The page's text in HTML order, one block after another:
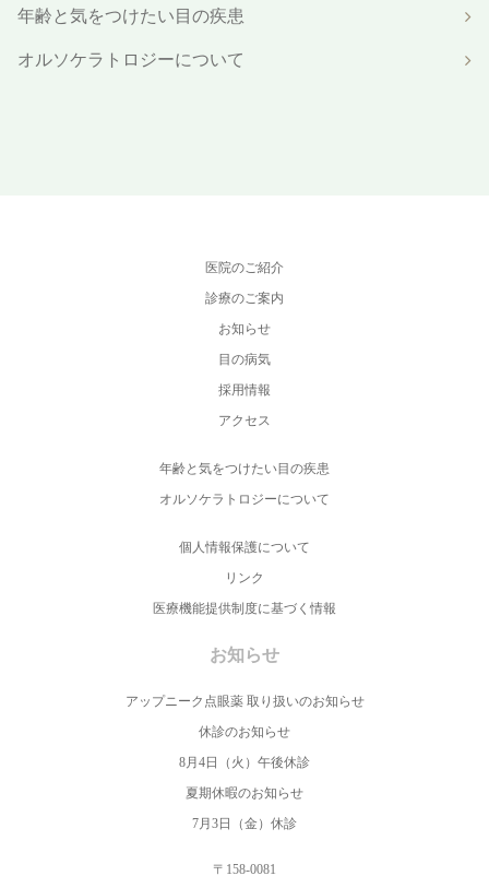
年齢と気をつけたい目の疾患
オルソケラトロジーについて
医院のご紹介
診療のご案内
お知らせ
目の病気
採用情報
アクセス
年齢と気をつけたい目の疾患
オルソケラトロジーについて
個人情報保護について
リンク
医療機能提供制度に基づく情報
お知らせ
アップニーク点眼薬 取り扱いのお知らせ
休診のお知らせ
8月4日（火）午後休診
夏期休暇のお知らせ
7月3日（金）休診
〒158-0081